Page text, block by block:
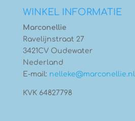
WINKEL INFORMATIE
Marconellie
Ravelijnstraat 27
3421CV Oudewater
Nederland
E-mail: nelleke@marconellie.nl
KVK 64827798